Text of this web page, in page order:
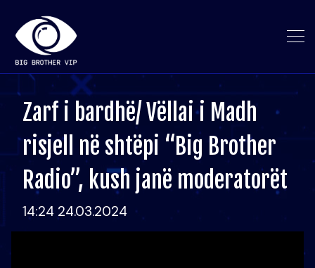
Zarf i bardhë/ Vëllai i Madh
risjell në shtëpi “Big Brother
Radio”, kush janë moderatorët
14:24 24.03.2024